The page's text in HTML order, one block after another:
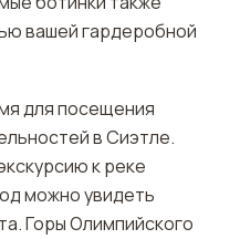
вашей гардеробной
для посещения
в Сиэтле.
к реке
можно увидеть
Горы Олимпийского